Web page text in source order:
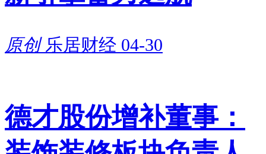
原创 乐居财经 04-30
德才股份增补董事：